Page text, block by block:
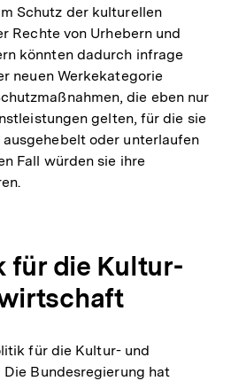
Schutz der kulturellen
Rechte von Urhebern und
könnten dadurch infrage
neuen Werkekategorie
die eben nur
gelten, für die sie
oder unterlaufen
Fall würden sie ihre
für die Kultur-
für die Kultur- und
Bundesregierung hat